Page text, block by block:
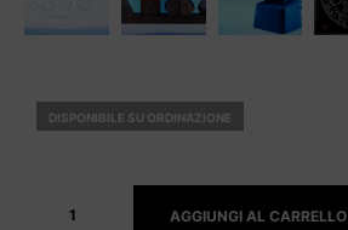
DISPONIBILE SU ORDINAZIONE
AGGIUNGI AL CARRELLO